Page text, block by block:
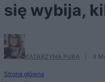
się wybija,
KATARZYNA PURA 9
Strona główna